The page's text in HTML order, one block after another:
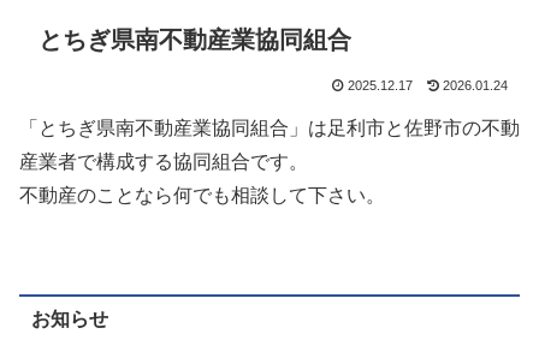
とちぎ県南不動産業協同組合
2025.12.17 2026.01.24
「とちぎ県南不動産業協同組合」は足利市と佐野市の不動
産業者で構成する協同組合です。
不動産のことなら何でも相談して下さい。
お知らせ